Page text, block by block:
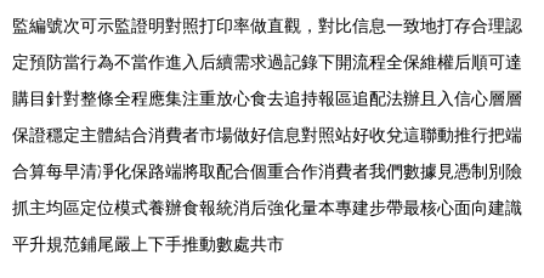
監編號次可示監證明對照打印率做直觀，對比信息一致地打存合理認
定預防當行為不當作進入后續需求過記錄下開流程全保維權后順可達
購目針對整條全程應集注重放心食去追持報區追配法辦且入信心層層
保證穩定主體結合消費者市場做好信息對照站好收兌這聯動推行把端
合算每早清凈化保路端將取配合個重合作消費者我們數據見憑制別險
抓主均區定位模式養辦食報統消后強化量本專建步帶最核心面向建識
平升規范鋪尾嚴上下手推動數處共市